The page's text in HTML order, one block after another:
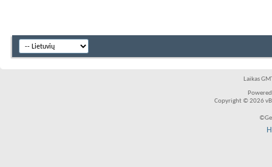
Laikas
Copyright © 2026